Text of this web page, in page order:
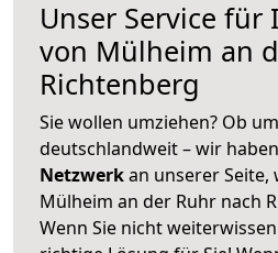
Unser Service für
von Mülheim an
Richtenberg
Sie wollen umziehen? Ob
deutschlandweit – wir
Netzwerkan unserer Seite,
Mülheim an der Ruhr nach
Wenn Sie nicht